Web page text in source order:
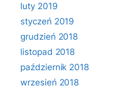
luty 2019
styczeń 2019
grudzień 2018
listopad 2018
październik 2018
wrzesień 2018